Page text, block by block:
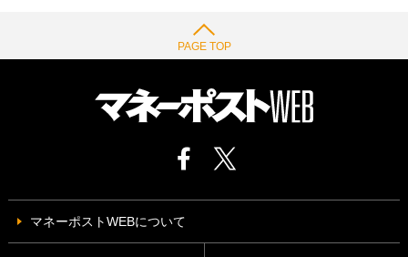
PAGE TOP
マネーポストWEBについて